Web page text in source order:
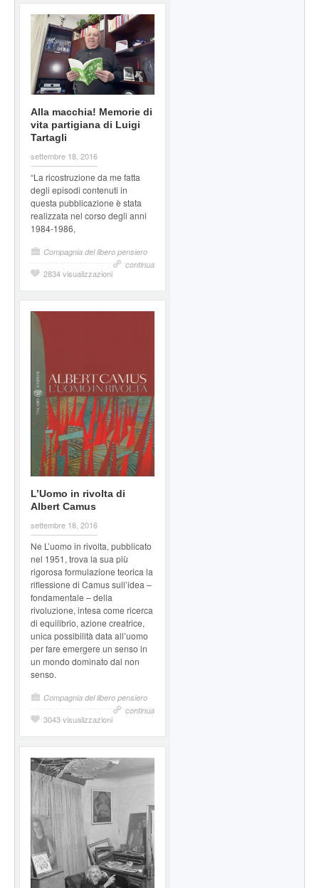
Alla macchia! Memorie di
vita partigiana di Luigi
Tartagli
settembre 18, 2016
“La ricostruzione da me fatta
degli episodi contenuti in
questa pubblicazione è stata
realizzata nel corso degli anni
1984-1986,
Compagnia del libero pensiero
continua
2834 visualizzazioni
L’Uomo in rivolta di
Albert Camus
settembre 18, 2016
Ne L’uomo in rivolta, pubblicato
nel 1951, trova la sua più
rigorosa formulazione teorica la
riflessione di Camus sull’idea –
fondamentale – della
rivoluzione, intesa come ricerca
di equilibrio, azione creatrice,
unica possibilità data all’uomo
per fare emergere un senso in
un mondo dominato dal non
senso.
Compagnia del libero pensiero
continua
3043 visualizzazioni